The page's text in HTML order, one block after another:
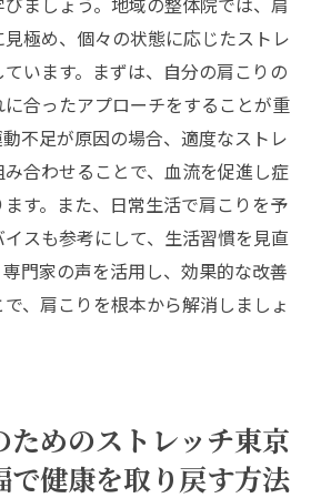
極め、個々の状態に応じたストレ
います。まずは、自分の肩こりの
合ったアプローチをすることが重
不足が原因の場合、適度なストレ
合わせることで、血流を促進し症
す。また、日常生活で肩こりを予
スも参考にして、生活習慣を見直
門家の声を活用し、効果的な改善
、肩こりを根本から解消しましょ
ためのストレッチ東京
で健康を取り戻す方法